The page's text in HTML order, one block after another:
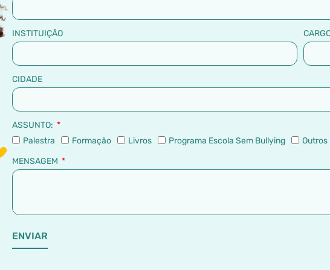
INSTITUIÇÃO
CIDADE
ASSUNTO:
Palestra
Formação Livros Programa Escola Sem Bullying
Outros
MENSAGEM
ENVIAR